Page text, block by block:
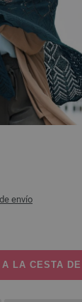
envío
A LA CESTA